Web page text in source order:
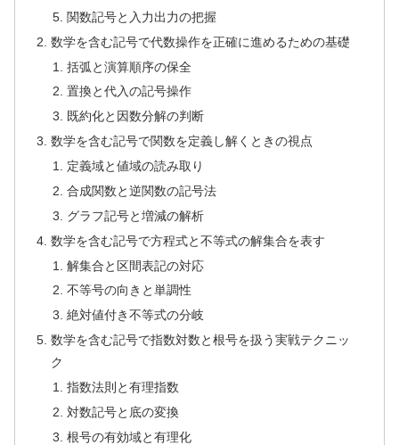
関数記号と入力出力の把握
数学を含む記号で代数操作を正確に進めるための基礎
括弧と演算順序の保全
置換と代入の記号操作
既約化と因数分解の判断
数学を含む記号で関数を定義し解くときの視点
定義域と値域の読み取り
合成関数と逆関数の記号法
グラフ記号と増減の解析
数学を含む記号で方程式と不等式の解集合を表す
解集合と区間表記の対応
不等号の向きと単調性
絶対値付き不等式の分岐
数学を含む記号で指数対数と根号を扱う実戦テクニッ
ク
指数法則と有理指数
対数記号と底の変換
根号の有効域と有理化